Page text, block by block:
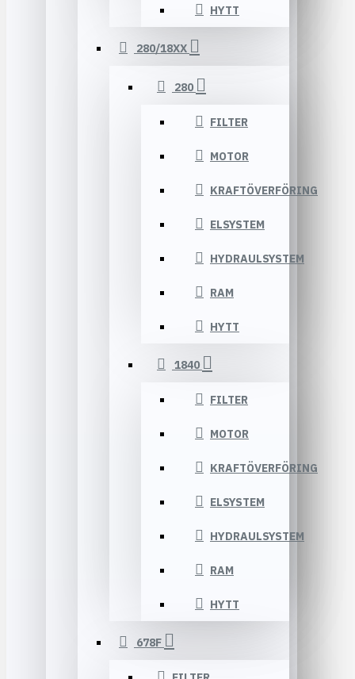
HYTT
280/18XX
280
FILTER
MOTOR
KRAFTÖVERFÖRING
ELSYSTEM
HYDRAULSYSTEM
RAM
HYTT
1840
FILTER
MOTOR
KRAFTÖVERFÖRING
ELSYSTEM
HYDRAULSYSTEM
RAM
HYTT
678F